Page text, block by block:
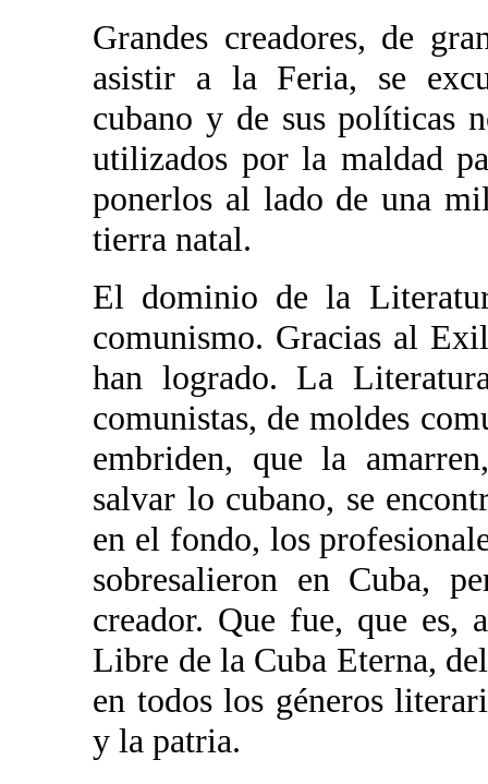
Grandes creadores, de
asistir a la Feria, se
cubano y de sus políticas
utilizados por la maldad
ponerlos al lado de una
tierra natal.
El dominio de la
comunismo. Gracias al
han logrado. La
comunistas, de moldes
embriden, que la
salvar lo cubano, se
en el fondo, los
sobresalieron en Cuba,
creador. Que fue, que es,
Libre de la Cuba Eterna,
en todos los géneros
y la patria.